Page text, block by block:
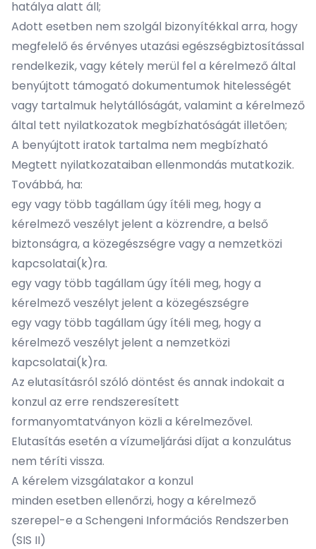
hatálya alatt áll;
Adott esetben nem szolgál bizonyítékkal arra, hogy
megfelelő és érvényes utazási egészségbiztosítással
rendelkezik, vagy kétely merül fel a kérelmező által
benyújtott támogató dokumentumok hitelességét
vagy tartalmuk helytállóságát, valamint a kérelmező
által tett nyilatkozatok megbízhatóságát illetően;
A benyújtott iratok tartalma nem megbízható
Megtett nyilatkozataiban ellenmondás mutatkozik.
Továbbá, ha:
egy vagy több tagállam úgy ítéli meg, hogy a
kérelmező veszélyt jelent a közrendre, a belső
biztonságra, a közegészségre vagy a nemzetközi
kapcsolatai(k)ra.
egy vagy több tagállam úgy ítéli meg, hogy a
kérelmező veszélyt jelent a közegészségre
egy vagy több tagállam úgy ítéli meg, hogy a
kérelmező veszélyt jelent a nemzetközi
kapcsolatai(k)ra.
Az elutasításról szóló döntést és annak indokait a
konzul az erre rendszeresített
formanyomtatványon közli a kérelmezővel.
Elutasítás esetén a vízumeljárási díjat a konzulátus
nem téríti vissza.
A kérelem vizsgálatakor a konzul
minden esetben ellenőrzi, hogy a kérelmező
szerepel-e a Schengeni Információs Rendszerben
(SIS II)